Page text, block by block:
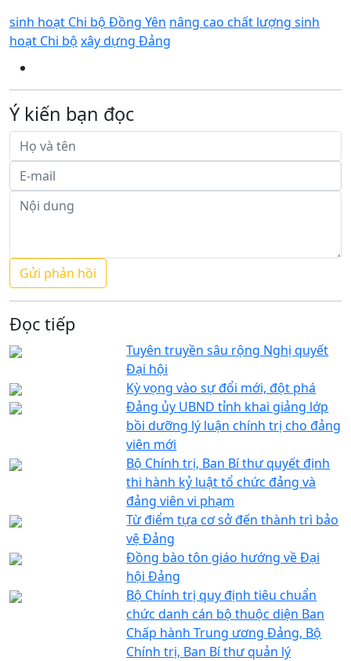
sinh hoạt Chi bộ Đồng Yên nâng cao chất lượng sinh
hoạt Chi bộ xây dựng Đảng
Ý kiến bạn đọc
Đọc tiếp
Tuyên truyền sâu rộng Nghị quyết
Đại hội
Kỳ vọng vào sự đổi mới, đột phá
Đảng ủy UBND tỉnh khai giảng lớp
bồi dưỡng lý luận chính trị cho đảng
viên mới
Bộ Chính trị, Ban Bí thư quyết định
thi hành kỷ luật tổ chức đảng và
đảng viên vi phạm
Từ điểm tựa cơ sở đến thành trì bảo
vệ Đảng
Đồng bào tôn giáo hướng về Đại
hội Đảng
Bộ Chính trị quy định tiêu chuẩn
chức danh cán bộ thuộc diện Ban
Chấp hành Trung ương Đảng, Bộ
Chính trị, Ban Bí thư quản lý